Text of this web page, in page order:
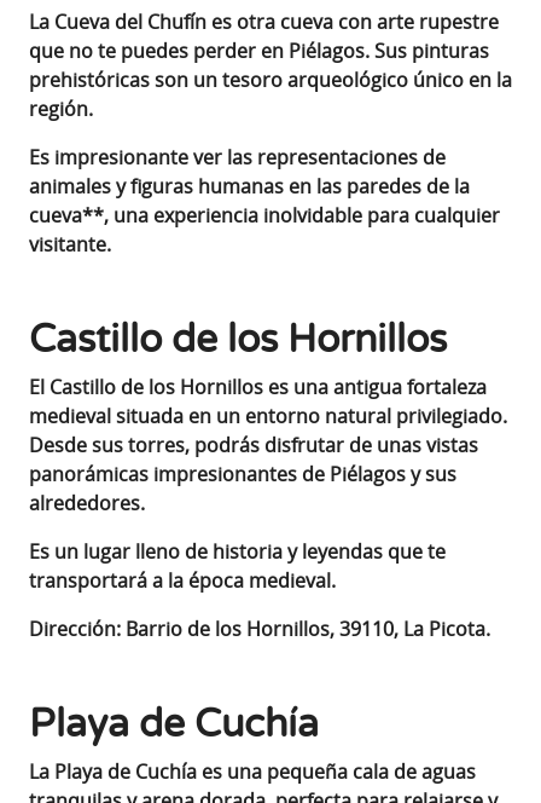
La Cueva del Chufín es otra cueva con arte rupestre
que no te puedes perder en Piélagos. Sus pinturas
prehistóricas son un tesoro arqueológico único en la
región.
Es impresionante ver las representaciones de
animales y figuras humanas en las paredes de la
cueva**, una experiencia inolvidable para cualquier
visitante.
Castillo de los Hornillos
El Castillo de los Hornillos es una antigua fortaleza
medieval situada en un entorno natural privilegiado.
Desde sus torres, podrás disfrutar de unas vistas
panorámicas impresionantes de Piélagos y sus
alrededores.
Es un lugar lleno de historia y leyendas que te
transportará a la época medieval.
Dirección: Barrio de los Hornillos, 39110, La Picota.
Playa de Cuchía
La Playa de Cuchía es una pequeña cala de aguas